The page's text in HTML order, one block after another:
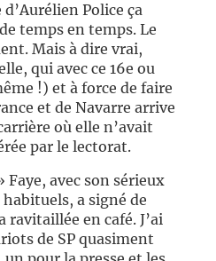
Police ça
temps en temps. Le
Mais à dire vrai,
qui avec ce 16e ou
!) et à force de faire
et de Navarre arrive
où elle n’avait
par le lectorat.
Faye, avec son sérieux
a signé de
ravitaillée en café. J’ai
de SP quasiment